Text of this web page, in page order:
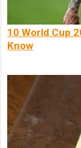
10 World Cup
Know